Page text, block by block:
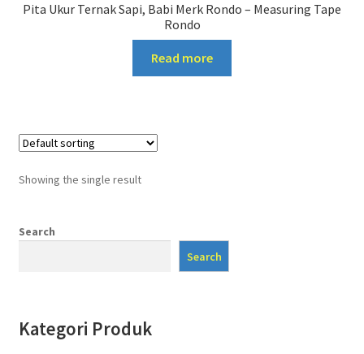
Pita Ukur Ternak Sapi, Babi Merk Rondo – Measuring Tape
Rondo
Read more
Showing the single result
Search
Search
Kategori Produk